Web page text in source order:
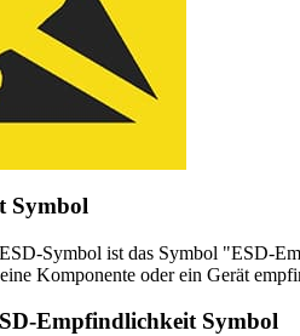
Symbol
Symbol ist das Symbol "ESD-
Komponente oder ein Gerät
Empfindlichkeit Symbol